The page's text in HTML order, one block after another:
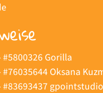
Gorilla
Oksana
#83693437 gpointstudio